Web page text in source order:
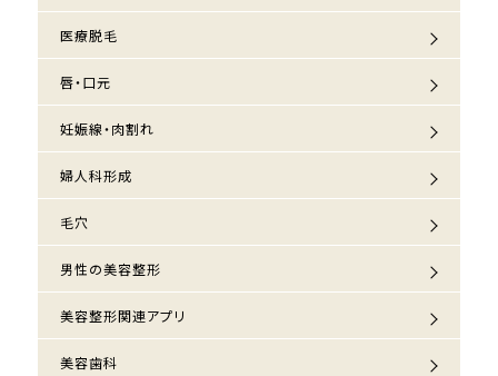
医療脱毛
唇・口元
妊娠線・肉割れ
婦人科形成
毛穴
男性の美容整形
美容整形関連アプリ
美容歯科